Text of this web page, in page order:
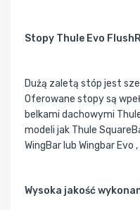
Stopy Thule Evo
Dużą zaletą stóp jest
Oferowane stopy są
belkami dachowymi
modeli jak Thule
WingBar lub Wingbar Evo
Wysoka jakość